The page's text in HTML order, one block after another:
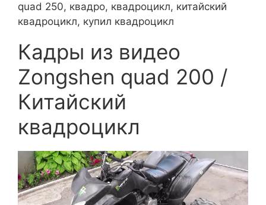
quad 250, квадро, квадроцикл, китайский
квадроцикл, купил квадроцикл
Кадры из видео
Zongshen quad 200 /
Китайский
квадроцикл